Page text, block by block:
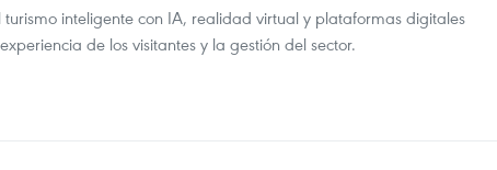
turismo inteligente con IA, realidad virtual y plataformas digitales
de los visitantes y la gestión del sector.